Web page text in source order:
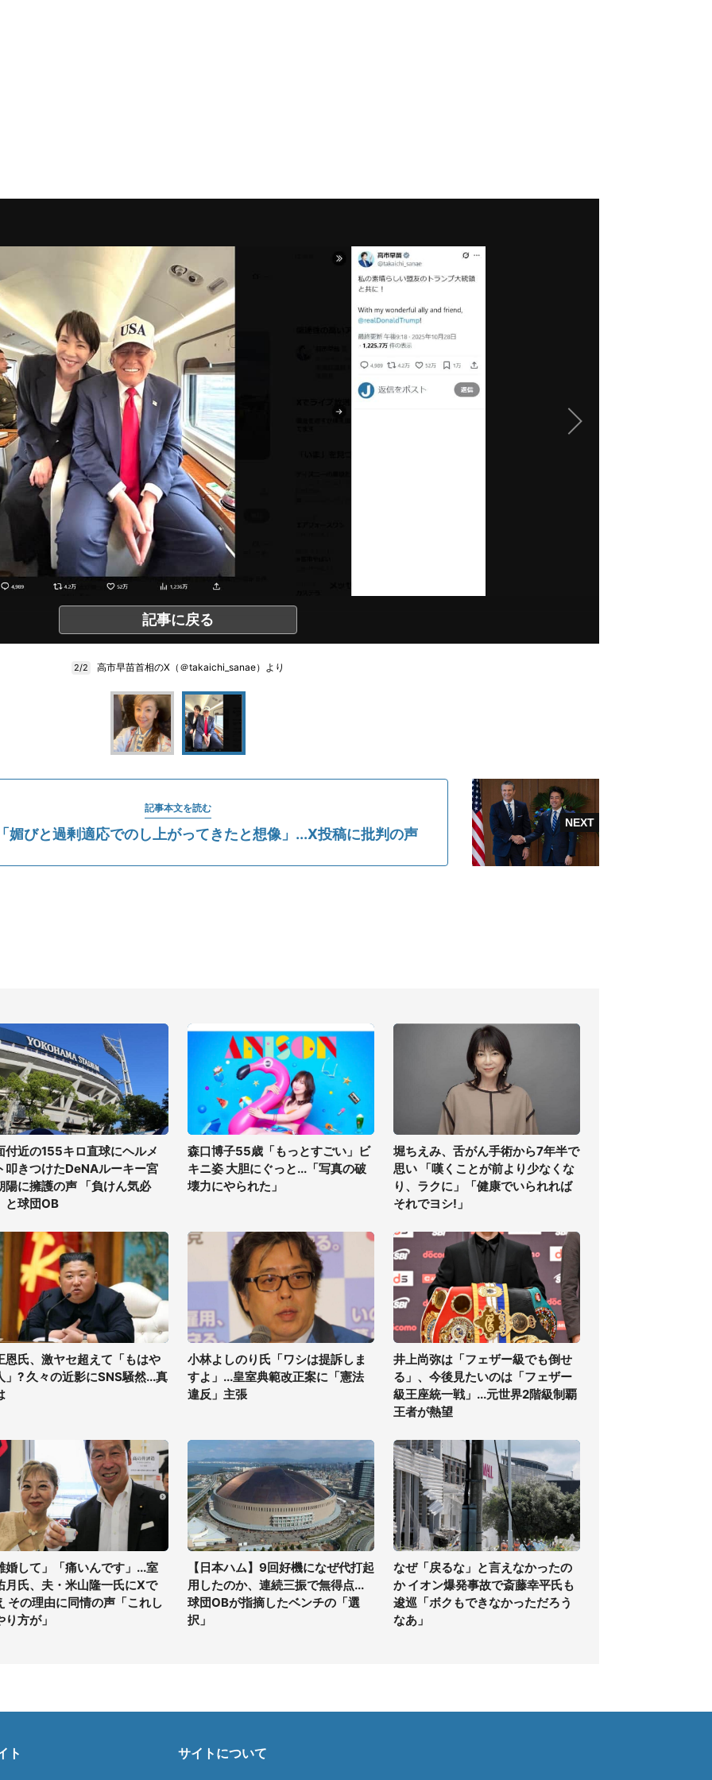
記事に戻る
2/2 高市早苗首相のX（＠takaichi_sanae）より
記事本文を読む
媚びと過剰適応でのし上がってきたと想像」...X投稿に批判の声
付近の155キロ直球にヘルメ
叩きつけたDeNAルーキー宮
陽に擁護の声 「負けん気必
と球団OB
森口博子55歳「もっとすごい」ビ
キニ姿 大胆にぐっと...「写真の破
壊力にやられた」
堀ちえみ、舌がん手術から7年半で
思い 「嘆くことが前より少なくな
り、ラクに」「健康でいられれば
それでヨシ!」
恩氏、激ヤセ超えて「もはや
」? 久々の近影にSNS騒然...真
小林よしのり氏「ワシは提訴しま
すよ」...皇室典範改正案に「憲法
違反」主張
井上尚弥は「フェザー級でも倒せ
る」、今後見たいのは「フェザー
級王座統一戦」...元世界2階級制覇
王者が熱望
婚して」「痛いんです」...室
月氏、夫・米山隆一氏にXで
その理由に同情の声「これし
り方が」
【日本ハム】9回好機になぜ代打起
用したのか、連続三振で無得点...
球団OBが指摘したベンチの「選
択」
なぜ「戻るな」と言えなかったの
か イオン爆発事故で斎藤幸平氏も
逡巡「ボクもできなかっただろう
なあ」
ト サイトについて